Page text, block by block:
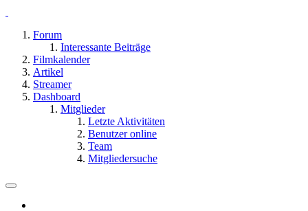
Forum
Interessante Beiträge
Filmkalender
Artikel
Streamer
Dashboard
Mitglieder
Letzte Aktivitäten
Benutzer online
Team
Mitgliedersuche